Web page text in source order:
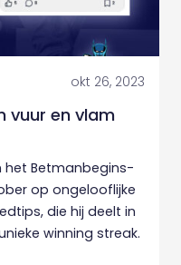
okt 26, 2023
vuur en vlam
het Betmanbegins-
op ongelooflijke
die hij deelt in
winning streak.